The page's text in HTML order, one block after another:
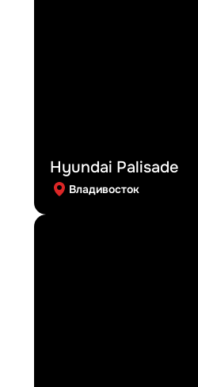
Hyundai Palisade
Владивосток